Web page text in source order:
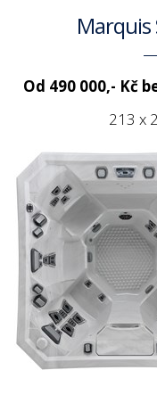
Marquis
Od 490 000,- Kč
213 x